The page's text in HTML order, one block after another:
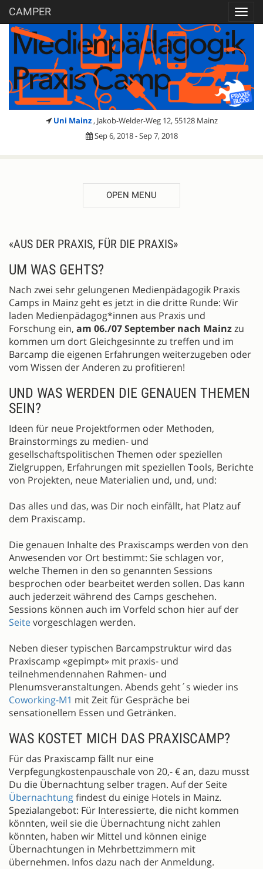
CAMPER
Uni Mainz , Jakob-Welder-Weg 12, 55128 Mainz
Sep 6, 2018 - Sep 7, 2018
OPEN MENU
DESCRIPTION
«AUS DER PRAXIS, FÜR DIE PRAXIS»
UM WAS GEHTS?
Nach zwei sehr gelungenen Medienpädagogik Praxis
Camps in Mainz geht es jetzt in die dritte Runde: Wir
laden Medienpädagog*innen aus Praxis und
Forschung ein, am 06./07 September nach Mainzzu
kommen um dort Gleichgesinnte zu treffen und im
Barcamp die eigenen Erfahrungen weiterzugeben oder
vom Wissen der Anderen zu profitieren!
UND WAS WERDEN DIE GENAUEN THEMEN
SEIN?
Ideen für neue Projektformen oder Methoden,
Brainstormings zu medien- und
gesellschaftspolitischen Themen oder speziellen
Zielgruppen, Erfahrungen mit speziellen Tools, Berichte
von Projekten, neue Materialien und, und, und:
Das alles und das, was Dir noch einfällt, hat Platz auf
dem Praxiscamp.
Die genauen Inhalte des Praxiscamps werden von den
Anwesenden vor Ort bestimmt: Sie schlagen vor,
welche Themen in den so genannten Sessions
besprochen oder bearbeitet werden sollen. Das kann
auch jederzeit während des Camps geschehen.
Sessions können auch im Vorfeld schon hier auf der
Seitevorgeschlagen werden.
Neben dieser typischen Barcampstruktur wird das
Praxiscamp «gepimpt» mit praxis- und
teilnehmendennahen Rahmen- und
Plenumsveranstaltungen. Abends geht´s wieder ins
Coworking-M1 mit Zeit für Gespräche bei
sensationellem Essen und Getränken.
WAS KOSTET MICH DAS PRAXISCAMP?
Für das Praxiscamp fällt nur eine
Verpfegungkostenpauschale von 20,- € an, dazu musst
Du die Übernachtung selber tragen. Auf der Seite
Übernachtungfindest du einige Hotels in Mainz.
Spezialangebot: Für Interessierte, die nicht kommen
könnten, weil sie die Übernachtung nicht zahlen
könnten, haben wir Mittel und können einige
Übernachtungen in Mehrbettzimmern mit
übernehmen. Infos dazu nach der Anmeldung.